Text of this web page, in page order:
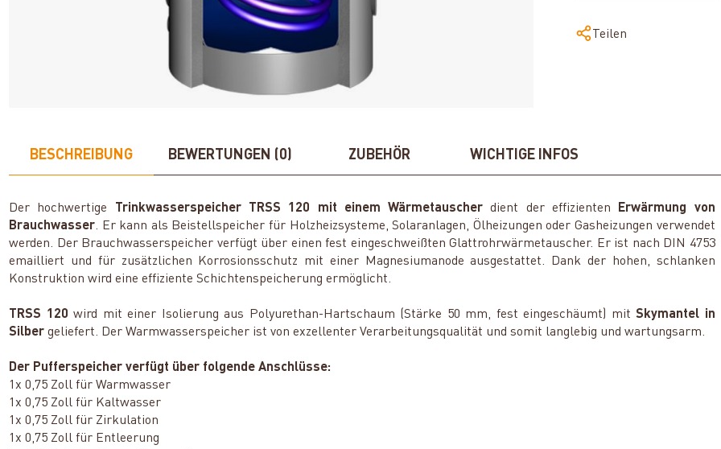
Teilen
BESCHREIBUNG BEWERTUNGEN (0) ZUBEHÖR WICHTIGE INFOS
Der hochwertige Trinkwasserspeicher TRSS 120 mit einem Wärmetauscher dient der effizienten Erwärmung von
Brauchwasser. Er kann als Beistellspeicher für Holzheizsysteme, Solaranlagen, Ölheizungen oder Gasheizungen verwendet
werden. Der Brauchwasserspeicher verfügt über einen fest eingeschweißten Glattrohrwärmetauscher. Er ist nach DIN 4753
emailliert und für zusätzlichen Korrosionsschutz mit einer Magnesiumanode ausgestattet. Dank der hohen, schlanken
Konstruktion wird eine effiziente Schichtenspeicherung ermöglicht.
TRSS 120 wird mit einer Isolierung aus Polyurethan-Hartschaum (Stärke 50 mm, fest eingeschäumt) mitSkymantel in
Silber geliefert. Der Warmwasserspeicher ist von exzellenter Verarbeitungsqualität und somit langlebig und wartungsarm.
Der Pufferspeicher verfügt über folgende Anschlüsse:
1x 0,75 Zoll für Warmwasser
1x 0,75 Zoll für Kaltwasser
1x 0,75 Zoll für Zirkulation
1x 0,75 Zoll für Entleerung